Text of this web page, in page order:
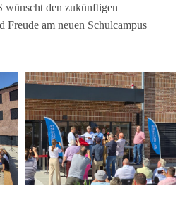
den zukünf­ti­gen
am neuen Schul­cam­pus